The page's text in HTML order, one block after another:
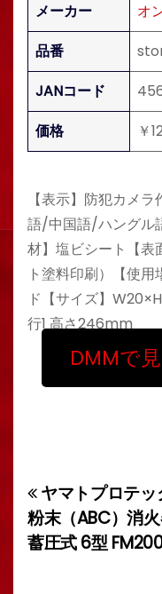
メーカー
オ
品番
JANコード
価格
￥
【表示】防犯カメ
語/中国語/ハングル
材】塩ビシート【表
ト塗料印刷）【使
ド【サイズ】
行1 高さ246mm
DMMで
投
稿
ヤマトプロテッ
粉末（ABC）消
蓄圧式 6型